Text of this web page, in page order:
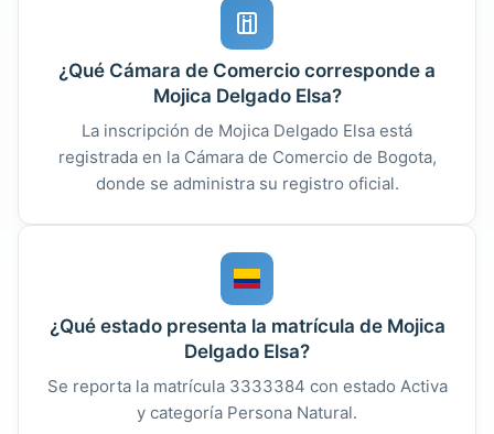
¿Qué Cámara de Comercio corresponde a
Mojica Delgado Elsa?
La inscripción de Mojica Delgado Elsa está
registrada en la Cámara de Comercio de Bogota,
donde se administra su registro oficial.
¿Qué estado presenta la matrícula de Mojica
Delgado Elsa?
Se reporta la matrícula 3333384 con estado Activa
y categoría Persona Natural.